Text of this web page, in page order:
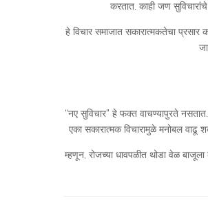
करतात. काही जण
हे विचार समाजात सकारात्मकतेचा
“नए सुविचार” हे फक्त वाचण्यापुरते
एका सकारात्मक विचारामुळे मनोबल वाढू
म्हणून, रोजच्या धावपळीत थोडा वेळ